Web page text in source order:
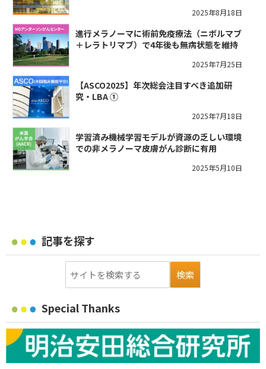
2025年8月18日
進行メラノーマに術前免疫療法（ニボルマブ
＋レラトリマブ）で4年後も無病状態を維持
2025年7月25日
【ASCO2025】年次総会注目すべき追加研
究・LBA ①
2025年7月18日
学習済み機械学習モデルが資源の乏しい環境
での非メラノーマ皮膚がん診断に有用
2025年5月10日
記事を探す
Special Thanks